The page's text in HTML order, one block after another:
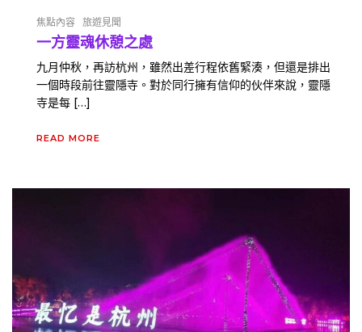
焦點內容 旅遊見聞
一方靈魂休憩之處
九月仲秋，再訪杭州，雖然出差行程依舊緊湊，但還是排出
一個時段前往靈隱寺。對於同行擁有信仰的伙伴來說，靈隱
寺是每 […]
READ MORE